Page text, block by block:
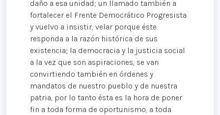
daño a esa unidad; un llamado también a
fortalecer el Frente Democrático Progresista
y vuelvo a insistir, velar porque éste
responda a la razón histórica de sus
existencia; la democracia y la justicia social
a la vez que son aspiraciones, se van
convirtiendo también en órdenes y
mandatos de nuestro pueblo y de nuestra
patria, por lo tanto ésta es la hora de poner
fin a toda forma de oportunismo, a toda